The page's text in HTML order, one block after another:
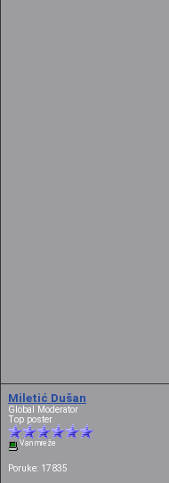
Miletić Dušan
Global Moderator
Top poster
Van mreže
Poruke: 17835